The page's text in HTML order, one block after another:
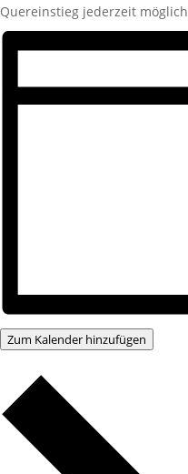
Quereinstieg jederzeit möglich
Zum Kalender hinzufügen